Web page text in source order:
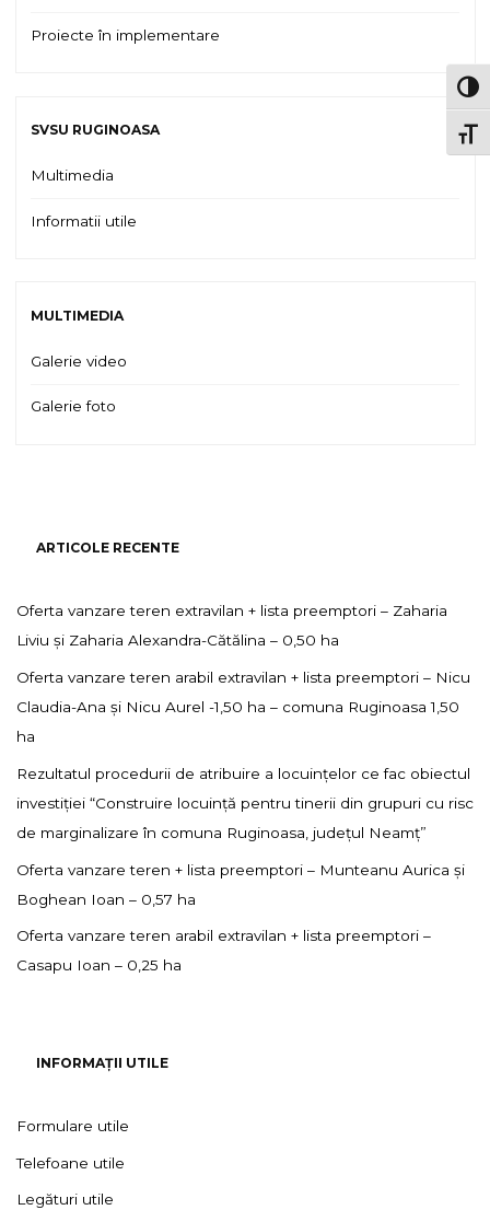
Proiecte în implementare
SVSU RUGINOASA
Multimedia
Informatii utile
MULTIMEDIA
Galerie video
Galerie foto
ARTICOLE RECENTE
Oferta vanzare teren extravilan + lista preemptori – Zaharia
Liviu și Zaharia Alexandra-Cătălina – 0,50 ha
Oferta vanzare teren arabil extravilan + lista preemptori – Nicu
Claudia-Ana și Nicu Aurel -1,50 ha – comuna Ruginoasa 1,50
ha
Rezultatul procedurii de atribuire a locuințelor ce fac obiectul
investiției “Construire locuință pentru tinerii din grupuri cu risc
de marginalizare în comuna Ruginoasa, județul Neamț”
Oferta vanzare teren + lista preemptori – Munteanu Aurica și
Boghean Ioan – 0,57 ha
Oferta vanzare teren arabil extravilan + lista preemptori –
Casapu Ioan – 0,25 ha
INFORMAȚII UTILE
Formulare utile
Telefoane utile
Legături utile